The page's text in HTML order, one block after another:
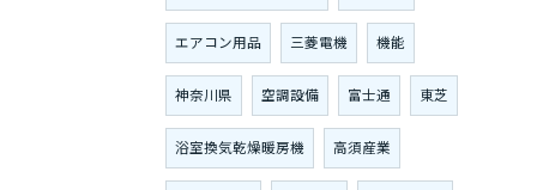
エアコン用品 三菱電機 機能
神奈川県 空調設備 富士通 東芝
浴室換気乾燥暖房機 高須産業